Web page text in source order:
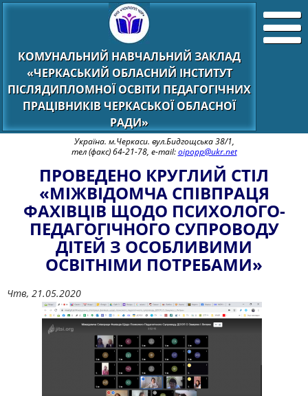
КОМУНАЛЬНИЙ НАВЧАЛЬНИЙ ЗАКЛАД
«ЧЕРКАСЬКИЙ ОБЛАСНИЙ ІНСТИТУТ
ПІСЛЯДИПЛОМНОЇ ОСВІТИ ПЕДАГОГІЧНИХ
ПРАЦІВНИКІВ ЧЕРКАСЬКОЇ ОБЛАСНОЇ
РАДИ»
Україна. м.Черкаси. вул.Бидгощська 38/1,
тел (факс) 64-21-78, e-mail:oipopp@ukr.net
ПРОВЕДЕНО КРУГЛИЙ СТІЛ
«МІЖВІДОМЧА СПІВПРАЦЯ
ФАХІВЦІВ ЩОДО ПСИХОЛОГО-
ПЕДАГОГІЧНОГО СУПРОВОДУ
ДІТЕЙ З ОСОБЛИВИМИ
ОСВІТНІМИ ПОТРЕБАМИ»
Чтв, 21.05.2020